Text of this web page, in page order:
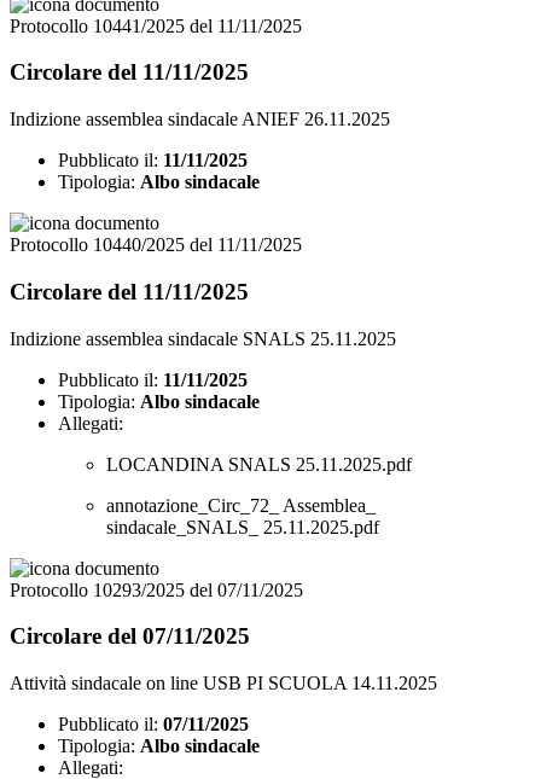
Protocollo 10441/2025 del 11/11/2025
Circolare del 11/11/2025
Indizione assemblea sindacale ANIEF 26.11.2025
Pubblicato il: 11/11/2025
Tipologia: Albo sindacale
Protocollo 10440/2025 del 11/11/2025
Circolare del 11/11/2025
Indizione assemblea sindacale SNALS 25.11.2025
Pubblicato il: 11/11/2025
Tipologia: Albo sindacale
Allegati:
LOCANDINA SNALS 25.11.2025.pdf
annotazione_Circ_72_ Assemblea_
sindacale_SNALS_ 25.11.2025.pdf
Protocollo 10293/2025 del 07/11/2025
Circolare del 07/11/2025
Attività sindacale on line USB PI SCUOLA 14.11.2025
Pubblicato il: 07/11/2025
Tipologia: Albo sindacale
Allegati: